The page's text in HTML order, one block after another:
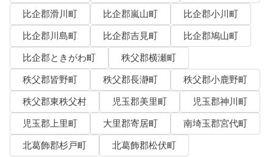
比企郡滑川町
比企郡嵐山町
比企郡小川町
比企郡川島町
比企郡吉見町
比企郡鳩山町
比企郡ときがわ町
秩父郡横瀬町
秩父郡皆野町
秩父郡長瀞町
秩父郡小鹿野町
秩父郡東秩父村
児玉郡美里町
児玉郡神川町
児玉郡上里町
大里郡寄居町
南埼玉郡宮代町
北葛飾郡杉戸町
北葛飾郡松伏町